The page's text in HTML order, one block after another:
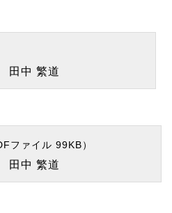
田中 繁道
ファイル 99KB）
田中 繁道